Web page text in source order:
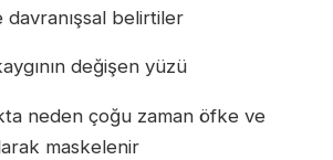
davranışsal belirtiler
değişen yüzü
neden çoğu zaman öfke ve
maskelenir